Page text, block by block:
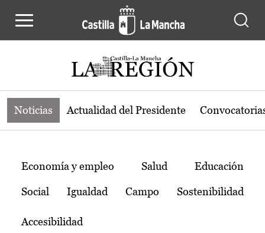
Noticias de la región de Castilla-La
Noticias Actualidad del Presidente
Temas
Economía y empleo Salud Educación
Social Igualdad Campo Sostenibilidad
Accesibilidad